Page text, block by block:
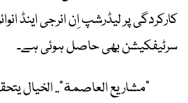
کارکردگی پر لیڈرشپ اِن انرجی اینڈ
سرٹیفکیشن بھی حاصل ہوئی ہے۔
"مشاريع العاصمة".. الخيال